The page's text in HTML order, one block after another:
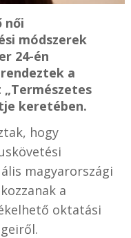
női
módszerek
24-én
a
keretében.
hogy
magyarországi
a
oktatási